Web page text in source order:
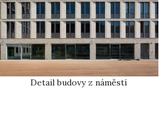
Detail budovy z náměstí